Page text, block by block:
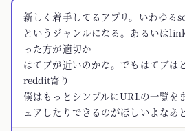
新しく着手してるアプリ。いわゆ
というジャンルになる。あるいは
った方が適切か
はてブが近いのかな。でもはてブは
reddit寄り
僕はもっとシンプルにURLの一覧を
ェアしたりできるのがほしいよなあ